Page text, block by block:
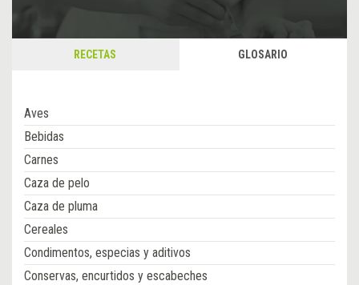
RECETAS GLOSARIO
Aves
Bebidas
Carnes
Caza de pelo
Caza de pluma
Cereales
Condimentos, especias y aditivos
Conservas, encurtidos y escabeches